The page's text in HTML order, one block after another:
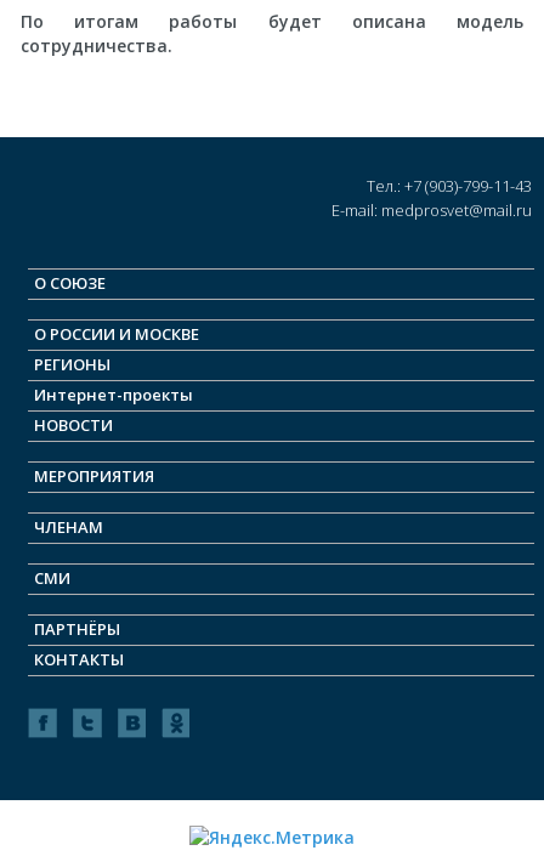
По итогам работы будет описана модель
сотрудничества.
Тел.: +7 (903)-799-11-43
E-mail: medprosvet@mail.ru
О СОЮЗЕ
О РОСCИИ И МОСКВЕ
РЕГИОНЫ
Интернет-проекты
НОВОСТИ
МЕРОПРИЯТИЯ
ЧЛЕНАМ
СМИ
ПАРТНЁРЫ
КОНТАКТЫ